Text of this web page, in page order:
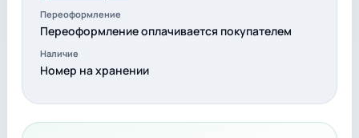
Переоформление
Переоформление оплачивается покупателем
Наличие
Номер на хранении